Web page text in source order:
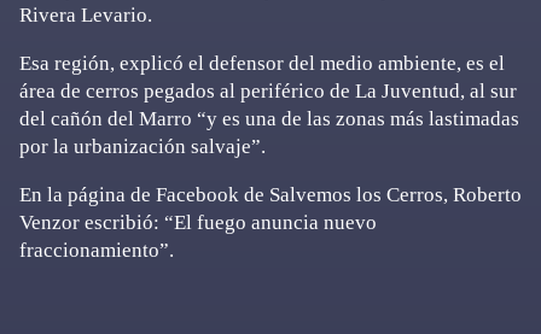
Rivera Levario.
Esa región, explicó el defensor del medio ambiente, es el
área de cerros pegados al periférico de La Juventud, al sur
del cañón del Marro “y es una de las zonas más lastimadas
por la urbanización salvaje”.
En la página de Facebook de Salvemos los Cerros, Roberto
Venzor escribió: “El fuego anuncia nuevo
fraccionamiento”.